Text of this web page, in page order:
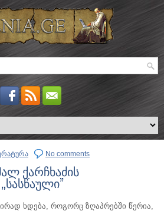
No comments
ქარჩხაძის
ხდება, როგორც ზღაპრებში წერია,